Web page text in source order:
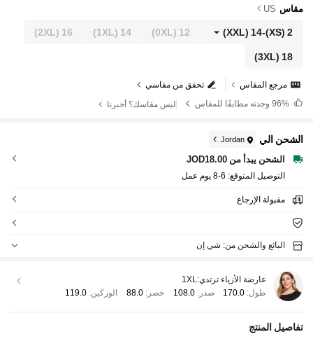
مقاس US
2
(XS)
-
14
(XXL)
12
(0XL)
14
(1XL)
16
(2XL)
18
(3XL)
تحقق من مقاسي
مرجع المقاس
وجدته مطابقًا للمقاس ليس مقاسك؟ أخبرنا
الشحن الي Jordan
الشحن يبدأ من JOD18.00
التوصيل المتوقع: 6-8 يوم عمل
مقبولة الإرجاع
البائع والشحن من: شي إن
عارضة الأزياء ترتدي:1XL
طول: 170.0 صدر:108.0 خصر: 88.0 الوركين: 119.0
تفاصيل المنتج